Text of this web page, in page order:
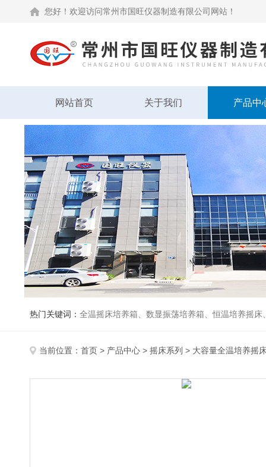
您好！欢迎访问常州市国旺仪器制造有限公司网站！
网站首页 关于我们 产品中
热门关键词： 全温摇床培养箱、数显振荡培养箱、恒温培养摇
当前位置： 首页 > 产品中心 > 摇床系列 > 大容量全温培养摇